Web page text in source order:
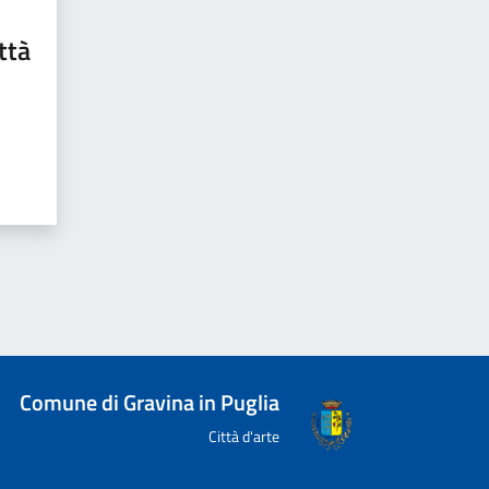
Comune di Gravina in Puglia
Città d'arte